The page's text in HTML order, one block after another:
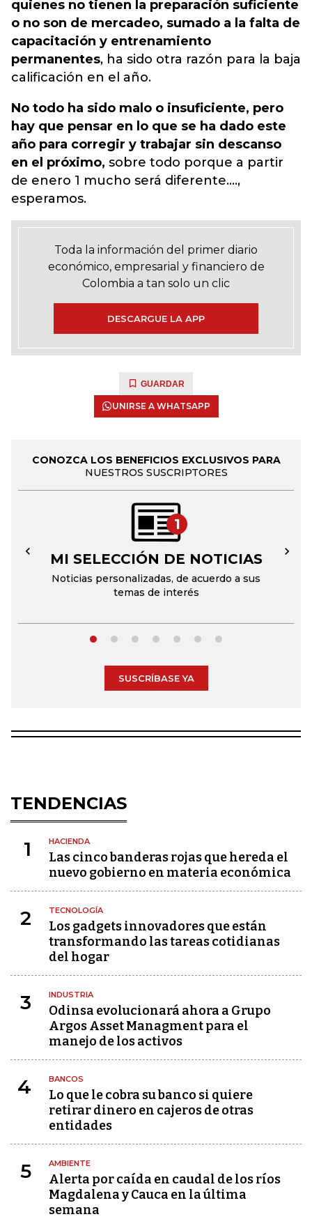
quienes no tienen la preparación suficiente
o no son de mercadeo, sumado a la falta de
capacitación y entrenamiento
permanentes, ha sido otra razón para la baja
calificación en el año.
No todo ha sido malo o insuficiente, pero
hay que pensar en lo que se ha dado este
año para corregir y trabajar sin descanso
en el próximo, sobre todo porque a partir
de enero 1 mucho será diferente….,
esperamos.
Toda la información del primer diario
económico, empresarial y financiero de
Colombia a tan solo un clic
DESCARGUE LA APP
GUARDAR
UNIRSE A WHATSAPP
CONOZCA LOS BENEFICIOS EXCLUSIVOS PARA
NUESTROS SUSCRIPTORES
1
MI SELECCIÓN DE NOTICIAS
Noticias personalizadas, de acuerdo a sus
temas de interés
← →
SUSCRÍBASE YA
TENDENCIAS
1 HACIENDA
Las cinco banderas rojas que hereda el
nuevo gobierno en materia económica
2 TECNOLOGÍA
Los gadgets innovadores que están
transformando las tareas cotidianas
del hogar
3 INDUSTRIA
Odinsa evolucionará ahora a Grupo
Argos Asset Managment para el
manejo de los activos
4 BANCOS
Lo que le cobra su banco si quiere
retirar dinero en cajeros de otras
entidades
5 AMBIENTE
Alerta por caída en caudal de los ríos
Magdalena y Cauca en la última
semana